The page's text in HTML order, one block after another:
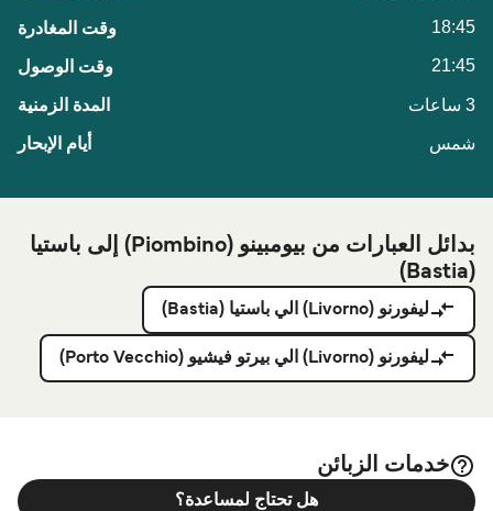
18:45
21:45
3 ساعات
شمس
بدائل العبارات من بيومبينو (Piombino) إلى باستيا
(Bastia)
ليفورنو (Livorno) الي باستيا (Bastia)
ليفورنو (Livorno) الي بيرتو فيشيو (Porto Vecchio)
خدمات الزبائن
هل تحتاج لمساعدة؟